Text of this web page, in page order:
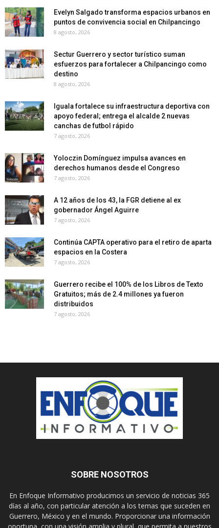
Evelyn Salgado transforma espacios urbanos en
puntos de convivencia social en Chilpancingo
8 agosto, 2026
Sectur Guerrero y sector turístico suman
esfuerzos para fortalecer a Chilpancingo como
destino
8 agosto, 2026
Iguala fortalece su infraestructura deportiva con
apoyo federal; entrega el alcalde 2 nuevas
canchas de futbol rápido
7 agosto, 2026
Yoloczin Domínguez impulsa avances en
derechos humanos desde el Congreso
7 agosto, 2026
A 12 años de los 43, la FGR detiene al ex
gobernador Ángel Aguirre
7 agosto, 2026
Continúa CAPTA operativo para el retiro de aparta
espacios en la Costera
7 agosto, 2026
Guerrero recibe el 100% de los Libros de Texto
Gratuitos; más de 2.4 millones ya fueron
distribuidos
7 agosto, 2026
SOBRE NOSOTROS
En Enfoque Informativo producimos un servicio de noticias 365
días al año, con particular atención a los temas que suceden en
Guerrero, México y en el mundo. Proporcionar una información